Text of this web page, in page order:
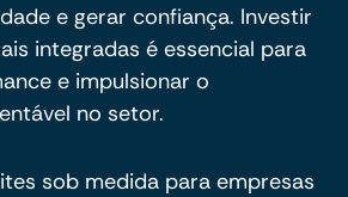
e gerar confiança. Investir
integradas é essencial para
e impulsionar o
no setor.
sob medida para empresas